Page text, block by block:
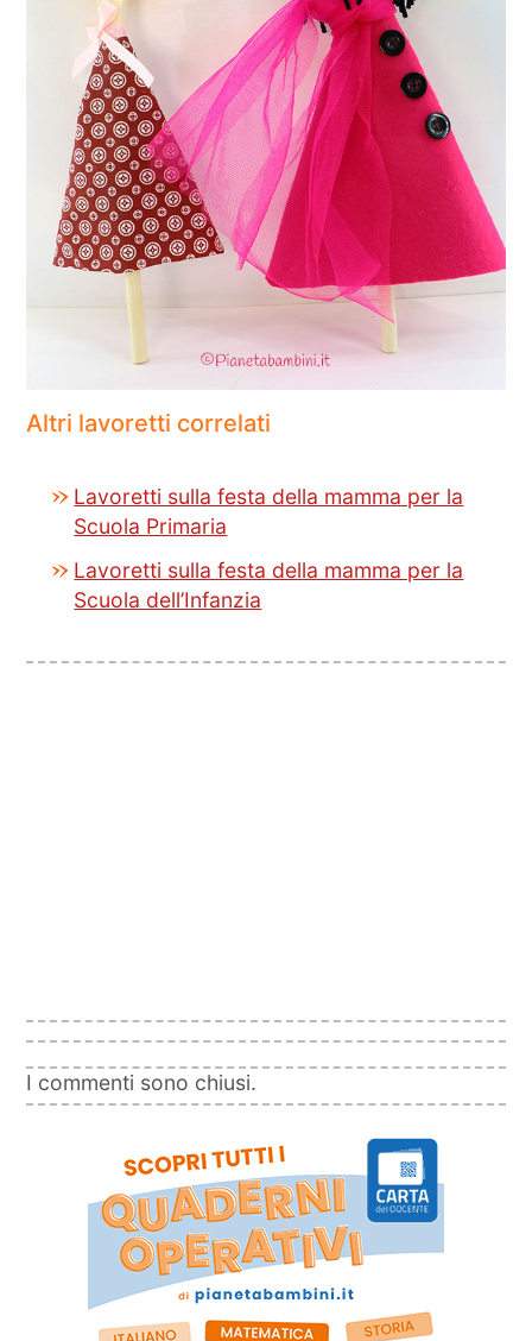
Altri lavoretti correlati
Lavoretti sulla festa della mamma per la
Scuola Primaria
Lavoretti sulla festa della mamma per la
Scuola dell’Infanzia
I commenti sono chiusi.